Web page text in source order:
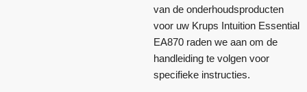
van de onderhoudsproducten
voor uw Krups Intuition Essential
EA870 raden we aan om de
handleiding te volgen voor
specifieke instructies.